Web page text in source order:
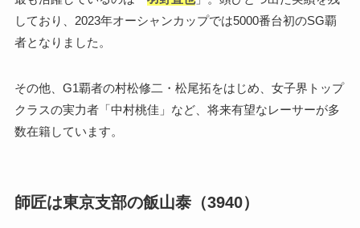
しており、2023年オーシャンカップでは5000番台初のSG覇
者となりました。
その他、G1覇者の村松修二・松尾拓をはじめ、女子界トップ
クラスの実力者「中村桃佳」など、将来有望なレーサーが多
数在籍しています。
師匠は東京支部の飯山泰（3940）